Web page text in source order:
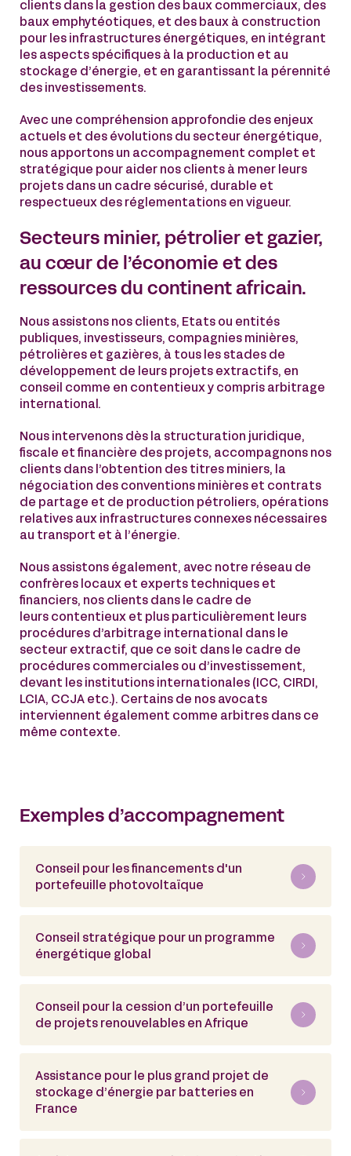
clients dans la gestion des baux commerciaux, des
baux emphytéotiques, et des baux à construction
pour les infrastructures énergétiques, en intégrant
les aspects spécifiques à la production et au
stockage d’énergie, et en garantissant la pérennité
des investissements.
Avec une compréhension approfondie des enjeux
actuels et des évolutions du secteur énergétique,
nous apportons un accompagnement complet et
stratégique pour aider nos clients à mener leurs
projets dans un cadre sécurisé, durable et
respectueux des réglementations en vigueur.
Secteurs minier, pétrolier et gazier,
au cœur de l’économie et des
ressources du continent africain.
Nous assistons nos clients, Etats ou entités
publiques, investisseurs, compagnies minières,
pétrolières et gazières, à tous les stades de
développement de leurs projets extractifs, en
conseil comme en contentieux y compris arbitrage
international.
Nous intervenons dès la structuration juridique,
fiscale et financière des projets, accompagnons nos
clients dans l’obtention des titres miniers, la
négociation des conventions minières et contrats
de partage et de production pétroliers, opérations
relatives aux infrastructures connexes nécessaires
au transport et à l’énergie.
Nous assistons également, avec notre réseau de
confrères locaux et experts techniques et
financiers, nos clients dans le cadre de
leurs contentieux et plus particulièrement leurs
procédures d’arbitrage international dans le
secteur extractif, que ce soit dans le cadre de
procédures commerciales ou d’investissement,
devant les institutions internationales (ICC, CIRDI,
LCIA, CCJA etc.). Certains de nos avocats
interviennent également comme arbitres dans ce
même contexte.
Exemples d’accompagnement
Conseil pour les financements d'un
portefeuille photovoltaïque
Conseil stratégique pour un programme
énergétique global
Conseil pour la cession d’un portefeuille
de projets renouvelables en Afrique
Assistance pour le plus grand projet de
stockage d’énergie par batteries en
France